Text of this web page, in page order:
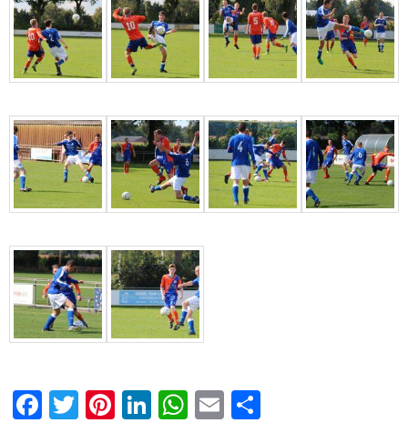
Facebook
Twitter
Pinterest
LinkedIn
WhatsApp
Email